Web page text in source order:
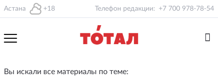
Астана +18 Телефон редакции: +7 700 978-78-54
Вы искали все материалы по теме: